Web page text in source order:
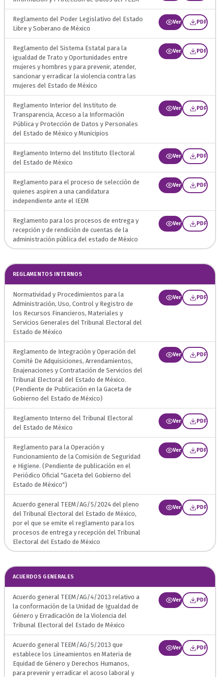
Reglamento del Poder Legislativo del Estado
Libre y Soberano de México
Ver PDF
Reglamento del Sistema Estatal para la
igualdad de Trato y Oportunidades entre
mujeres y hombres y para prevenir, atender,
sancionar y erradicar la violencia contra las
mujeres del Estado de México
Ver PDF
Reglamento Interior del Instituto de
Transparencia, Acceso a la Información
Pública y Protección de Datos y Personales
del Estado de México y Municipios
Ver PDF
Reglamento Interno del Instituto Electoral
del Estado de México
Ver PDF
Reglamento para el proceso de selecciòn de
quienes aspiren a una candidatura
independiente ante el IEEM
Ver PDF
Reglamento para los procesos de entrega y
recepción y de rendición de cuentas de la
administración pública del estado de México
Ver PDF
REGLAMENTOS INTERNOS
Normatividad y Procedimientos para la
Administración, Uso, Control y Registro de
los Recursos Financieros, Materiales y
Servicios Generales del Tribunal Electoral del
Estado de México
Ver PDF
Reglamento de Integración y Operación del
Comité De Adquisiciones, Arrendamientos,
Enajenaciones y Contratación de Servicios del
Tribunal Electoral del Estado de México.
(Pendiente de Publicación en la Gaceta de
Gobierno del Estado de México)
Ver PDF
Reglamento Interno del Tribunal Electoral
del Estado de México
Ver PDF
Reglamento para la Operación y
Funcionamiento de la Comisión de Seguridad
e Higiene. (Pendiente de publicación en el
Periódico Oficial "Gaceta del Gobierno del
Estado de México")
Ver PDF
Acuerdo general TEEM/AG/5/2024 del pleno
del Tribunal Electoral del Estado de México,
por el que se emite el reglamento para los
procesos de entrega y recepción del Tribunal
Electoral del Estado de México
Ver PDF
ACUERDOS GENERALES
Acuerdo general TEEM/AG/4/2013 relativo a
la conformación de la Unidad de Igualdad de
Género y Erradicación de la Violencia del
Tribunal Electoral del Estado de México
Ver PDF
Acuerdo general TEEM/AG/5/2013 que
establece los Lineamientos en Materia de
Equidad de Género y Derechos Humanos,
para prevenir y erradicar el acoso laboral y
Ver PDF